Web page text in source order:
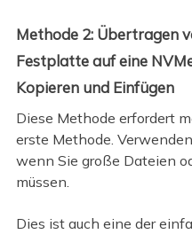
Methode 2: Übertragen
Festplatte auf eine
Kopieren und Einfügen
Diese Methode erfordert
erste Methode.
wenn Sie große Dateien
müssen.
Dies ist auch eine der